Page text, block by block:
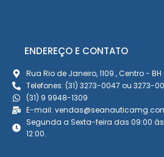
ENDEREÇO E CONTATO
Rua Rio de Janeiro, 1109 , Centro -
Telefones: (31) 3273-0047 ou 3273-
(31) 9 9948-1309
E-mail:
Segunda a Sexta-feira das 09:00
12:00.